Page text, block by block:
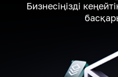
Бизнесіңізді